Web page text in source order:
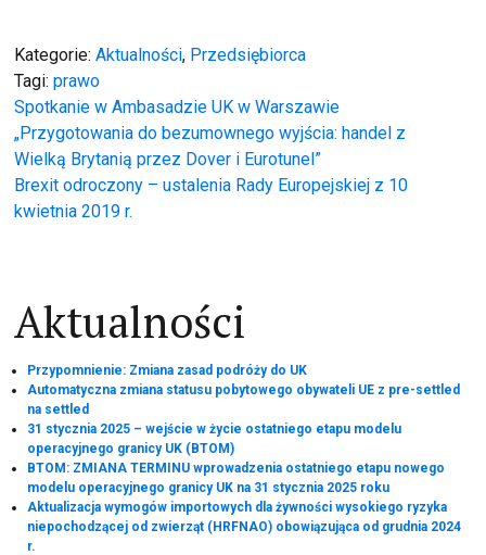
Kategorie:Aktualności, Przedsiębiorca
Tagi:prawo
Nawigacja
wpisu
Spotkanie w Ambasadzie UK w Warszawie
„Przygotowania do bezumownego wyjścia: handel z
Wielką Brytanią przez Dover i Eurotunel”
Brexit odroczony – ustalenia Rady Europejskiej z 10
kwietnia 2019 r.
Aktualności
Przypomnienie: Zmiana zasad podróży do UK
Automatyczna zmiana statusu pobytowego obywateli UE z pre-settled
na settled
31 stycznia 2025 – wejście w życie ostatniego etapu modelu
operacyjnego granicy UK (BTOM)
BTOM: ZMIANA TERMINU wprowadzenia ostatniego etapu nowego
modelu operacyjnego granicy UK na 31 stycznia 2025 roku
Aktualizacja wymogów importowych dla żywności wysokiego ryzyka
niepochodzącej od zwierząt (HRFNAO) obowiązująca od grudnia 2024
r.